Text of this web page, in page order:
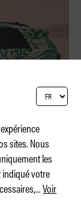
sites. Nous
les
votre
...Voir